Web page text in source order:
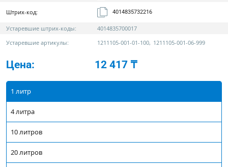
Штрих-код: 4014835732216
Устаревшие штрих-коды:
4014835700017
Устаревшие артикулы:
1211105-001-01-100, 1211105-001-06-999
Цена: 12 417 ₸
1 литр
4 литра
10 литров
20 литров